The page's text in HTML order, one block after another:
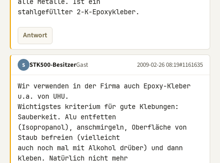
stahlgefüllter 2-K-Epoxykleber.
Antwort
S STK500-BesitzerGast 2009-02-26 08:19#1161635
Wir verwenden in der Firma auch Epoxy-Kleber
u.a. von UHU.
Wichtigstes kriterium für gute Klebungen:
Sauberkeit. Alu entfetten
(Isopropanol), anschmirgeln, Oberfläche von
Staub befreien (vielleicht
auch noch mal mit Alkohol drüber) und dann
kleben. Natürlich nicht mehr